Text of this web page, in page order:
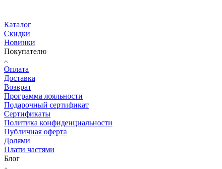
Каталог
Скидки
Новинки
Покупателю
Оплата
Доставка
Возврат
Программа лояльности
Подарочный сертификат
Сертификаты
Политика конфиденциальности
Публичная оферта
Долями
Плати частями
Блог